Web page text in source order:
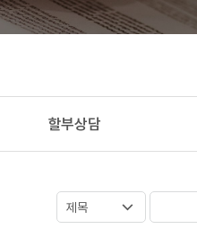
할부상담